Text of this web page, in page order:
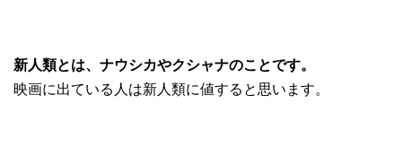
新人類とは、ナウシカやクシャナのことです。
映画に出ている人は新人類に値すると思います。